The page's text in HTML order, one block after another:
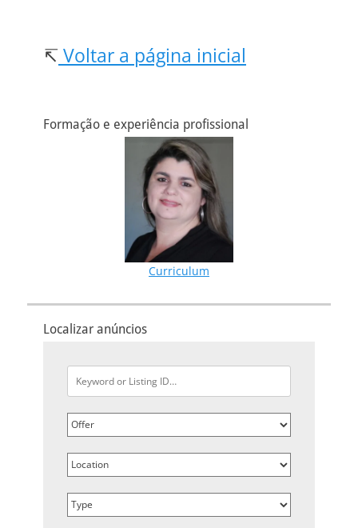
↸ Voltar a página inicial
Formação e experiência profissional
Curriculum
Localizar anúncios